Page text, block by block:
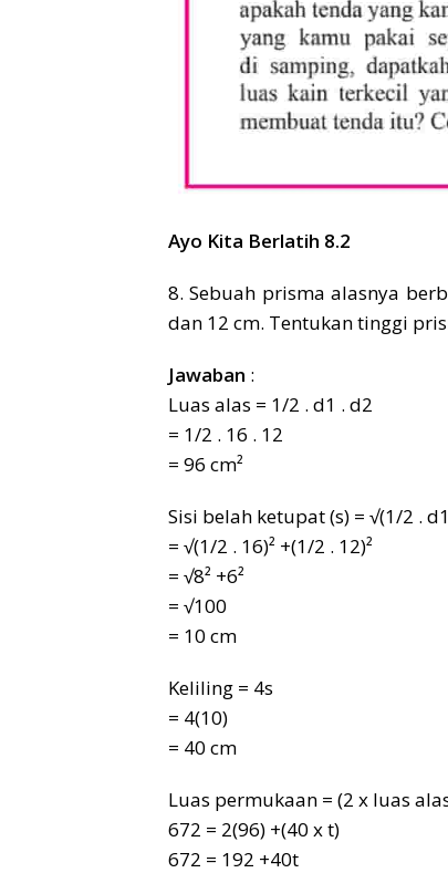
Ayo Kita Berlatih 8.2
8. Sebuah prisma alasnya
dan 12 cm. Tentukan tinggi
Jawaban :
Luas alas = 1/2 . d1 . d2
= 1/2 . 16 . 12
= 96 cm²
Sisi belah ketupat (s) = √(1/2 .
= √(1/2 . 16)² +(1/2 . 12)²
= √8² +6²
= √100
= 10 cm
Keliling = 4s
= 4(10)
= 40 cm
Luas permukaan = (2 x luas
672 = 2(96) +(40 x t)
672 = 192 +40t